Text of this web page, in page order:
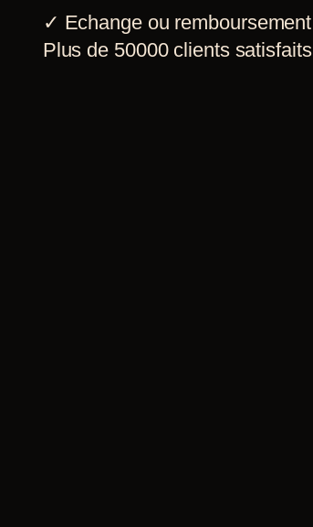
✓ Echange ou remboursement
Plus de 50000 clients satisfaits